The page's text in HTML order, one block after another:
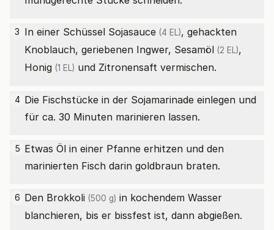
3 In einer Schüssel Sojasauce (4 EL), gehackten
Knoblauch, geriebenen Ingwer, Sesamöl (2 EL),
Honig (1 EL) und Zitronensaft vermischen.
4 Die Fischstücke in der Sojamarinade einlegen und
für ca. 30 Minuten marinieren lassen.
5 Etwas Öl in einer Pfanne erhitzen und den
marinierten Fisch darin goldbraun braten.
6 Den Brokkoli (500 g) in kochendem Wasser
blanchieren, bis er bissfest ist, dann abgießen.